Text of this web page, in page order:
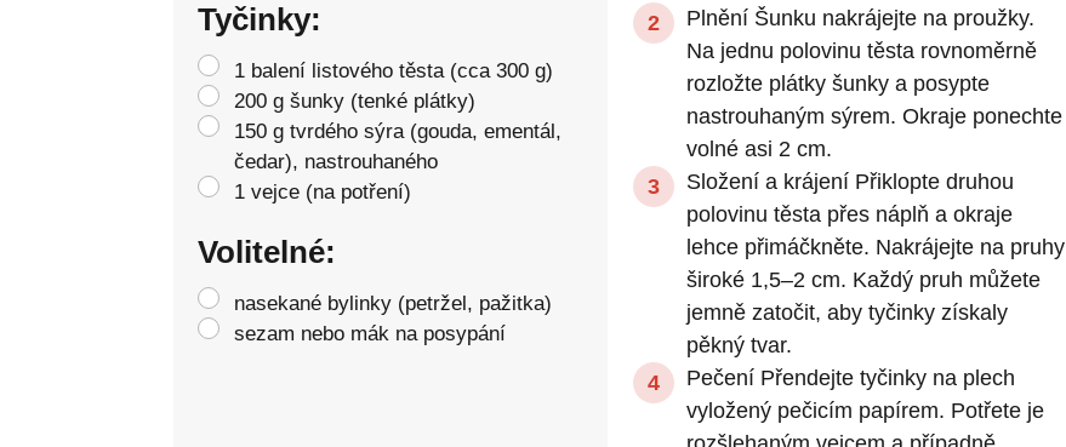
Tyčinky:
1 balení listového těsta (cca 300 g)
200 g šunky (tenké plátky)
150 g tvrdého sýra (gouda, ementál,
čedar), nastrouhaného
1 vejce (na potření)
Volitelné:
nasekané bylinky (petržel, pažitka)
sezam nebo mák na posypání
Plnění Šunku nakrájejte na proužky.
Na jednu polovinu těsta rovnoměrně
rozložte plátky šunky a posypte
nastrouhaným sýrem. Okraje ponechte
volné asi 2 cm.
Složení a krájení Přiklopte druhou
polovinu těsta přes náplň a okraje
lehce přimáčkněte. Nakrájejte na pruhy
široké 1,5–2 cm. Každý pruh můžete
jemně zatočit, aby tyčinky získaly
pěkný tvar.
Pečení Přendejte tyčinky na plech
vyložený pečicím papírem. Potřete je